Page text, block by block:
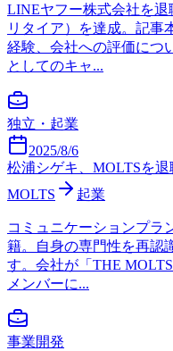
LINEヤフー株式会社を退
リタイア）を達成。記事
経験、会社への評価につ
としてのキャ...
独立・起業
2025/8/6
松浦シゲキ、MOLTSを
MOLTS
起業
コミュニケーションプラ
籍。自身の専門性を再認
す。会社が「THE
メンバーに...
事業開発